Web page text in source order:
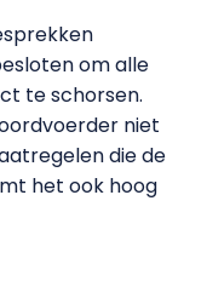
om alle
te schorsen.
niet
die de
het ook hoog